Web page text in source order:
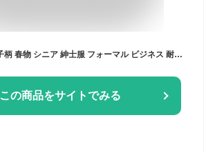
この商品をサイトでみる